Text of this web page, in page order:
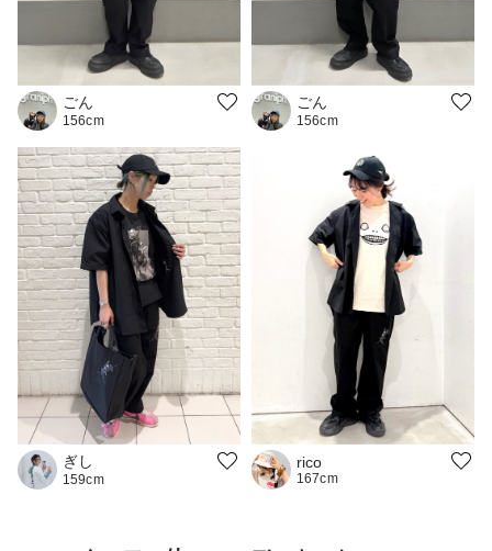
ごん
156cm
ごん
156cm
ぎし
159cm
rico
167cm